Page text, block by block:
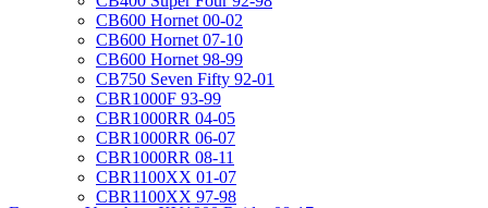
CB600 Hornet 00-02
CB600 Hornet 07-10
CB600 Hornet 98-99
CB750 Seven Fifty 92-01
CBR1000F 93-99
CBR1000RR 04-05
CBR1000RR 06-07
CBR1000RR 08-11
CBR1100XX 01-07
CBR1100XX 97-98